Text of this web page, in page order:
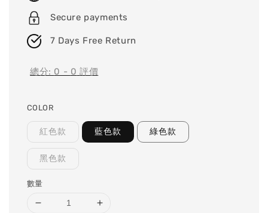
Secure payments
7 Days Free Return
總分: 0 - 0 評價
COLOR
紅色款 藍色款 綠色款
黑色款
數量